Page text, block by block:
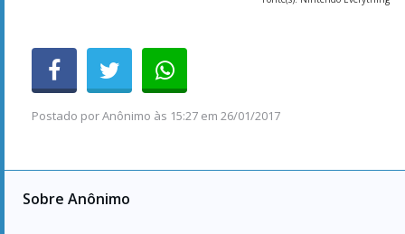
Postado porAnônimo às 15:27 em 26/01/2017
Sobre Anônimo